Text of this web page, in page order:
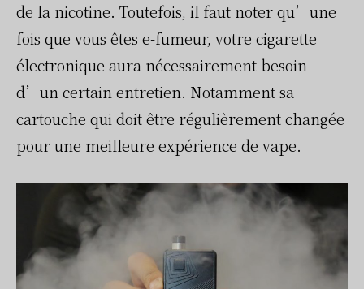
de la nicotine. Toutefois, il faut noter qu’une
fois que vous êtes e-fumeur, votre cigarette
électronique aura nécessairement besoin
d’un certain entretien. Notamment sa
cartouche qui doit être régulièrement changée
pour une meilleure expérience de vape.